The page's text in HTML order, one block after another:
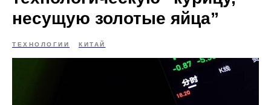
несущую золотые яйца”
ТЕХНОЛОГИИ КИТАЙ